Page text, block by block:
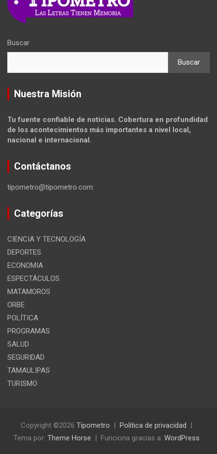
Buscar
Buscar
Nuestra Misión
Tu fuente confiable de noticias. Cobertura en profundidad
de los acontecimientos más importantes a nivel local,
nacional e internacional.
Contáctanos
tipometro@tipometro.com
Categorías
CIENCIA Y TECNOLOGÍA
DEPORTES
ECONOMIA
ESPECTÁCULOS
MATAMOROS
ORBE
POLÍTICA
PROGRAMAS
SALUD
SEGURIDAD
TAMAULIPAS
TURISMO
Copyright ©2026 Tipometro
Política de privacidad
Tema por: Theme Horse Funciona gracias a: WordPress